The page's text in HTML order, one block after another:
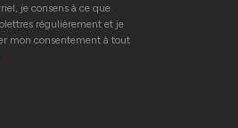
je consens à ce que
régulièrement et je
mon consentement à tout